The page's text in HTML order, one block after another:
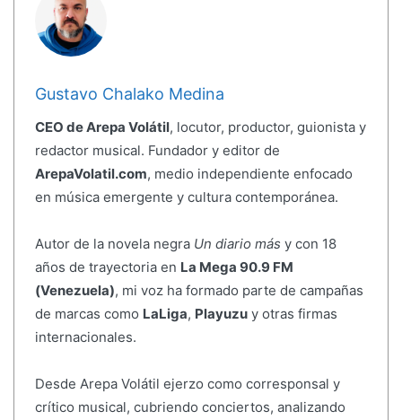
Gustavo Chalako Medina
CEO de Arepa Volátil, locutor, productor, guionista y
redactor musical. Fundador y editor de
ArepaVolatil.com, medio independiente enfocado
en música emergente y cultura contemporánea.
Autor de la novela negra Un diario más y con 18
años de trayectoria en La Mega 90.9 FM
(Venezuela), mi voz ha formado parte de campañas
de marcas como LaLiga, Playuzuy otras firmas
internacionales.
Desde Arepa Volátil ejerzo como corresponsal y
crítico musical, cubriendo conciertos, analizando